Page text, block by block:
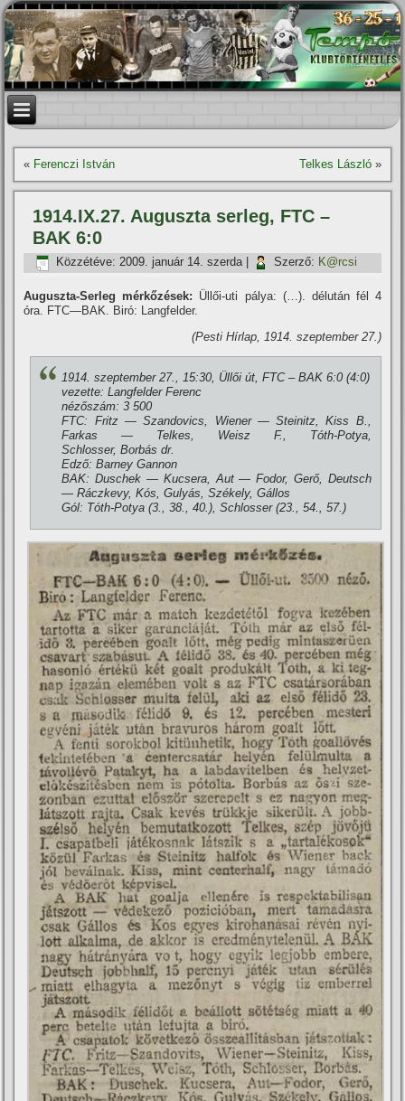
« Ferenczi István Telkes László»
1914.IX.27. Auguszta serleg, FTC –
BAK 6:0
Közzétéve: 2009. január 14. szerda| Szerző: K@rcsi
Auguszta-Serleg mérkőzések: Üllői-uti pálya: (…). délután fél 4
óra. FTC—BAK. Biró: Langfelder.
(Pesti Hí­rlap, 1914. szeptember 27.)
1914. szeptember 27., 15:30, Üllői út, FTC – BAK 6:0 (4:0)
vezette: Langfelder Ferenc
nézőszám: 3 500
FTC: Fritz — Szandovics, Wiener — Steinitz, Kiss B.,
Farkas — Telkes, Weisz F., Tóth-Potya,
Schlosser, Borbás dr.
Edző: Barney Gannon
BAK: Duschek — Kucsera, Aut — Fodor, Gerő, Deutsch
— Ráczkevy, Kós, Gulyás, Székely, Gállos
Gól: Tóth-Potya (3., 38., 40.), Schlosser (23., 54., 57.)